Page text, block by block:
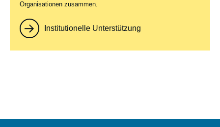
Organisationen zusammen.
Institutionelle Unterstützung